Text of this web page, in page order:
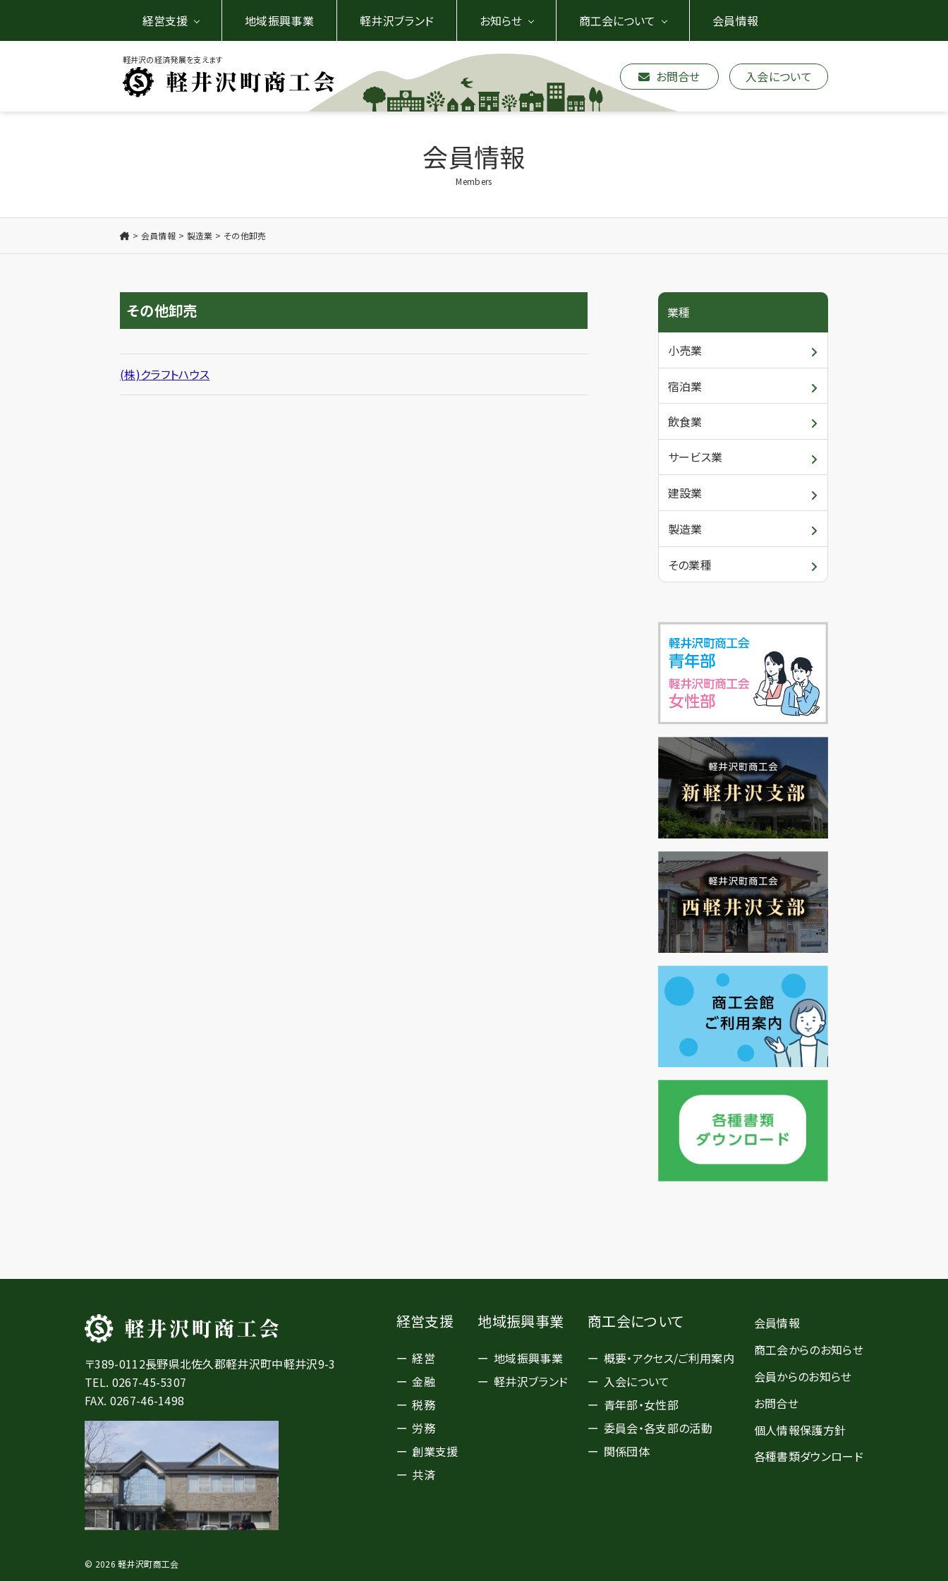
軽井沢の経済発展を支えます
お問合せ 入会について
経営支援 地域振興事業 軽井沢ブランド お知らせ 商工会について 会員情報
会員情報
Members
会員情報 製造業 その他卸売
その他卸売
(株)クラフトハウス
業種
小売業
宿泊業
飲食業
サービス業
建設業
製造業
その業種
〒389-0112長野県北佐久郡軽井沢町中軽井沢9-3
TEL. 0267-45-5307
FAX. 0267-46-1498
経営支援
経営
金融
税務
労務
創業支援
共済
地域振興事業
地域振興事業
軽井沢ブランド
商工会について
概要・アクセス/ご利用案内
入会について
青年部・女性部
委員会・各支部の活動
関係団体
会員情報
商工会からのお知らせ
会員からのお知らせ
お問合せ
個人情報保護方針
各種書類ダウンロード
© 2026 軽井沢町商工会